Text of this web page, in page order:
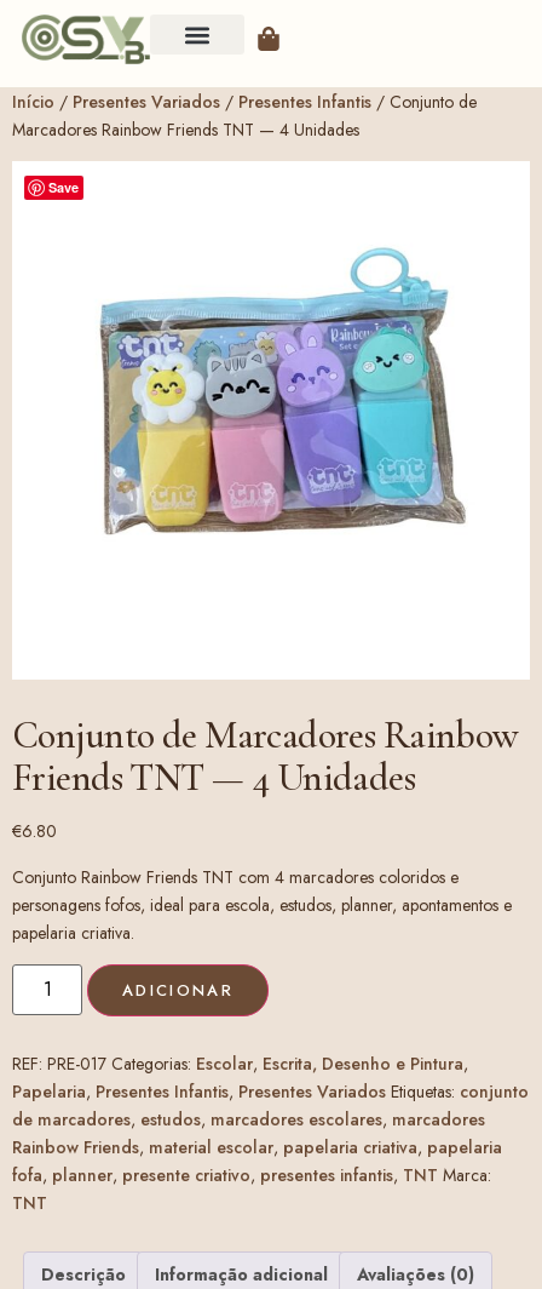
Início / Presentes Variados / Presentes Infantis / Conjunto de
Marcadores Rainbow Friends TNT — 4 Unidades
Save
Conjunto de Marcadores Rainbow
Friends TNT — 4 Unidades
€6.80
Conjunto Rainbow Friends TNT com 4 marcadores coloridos e
personagens fofos, ideal para escola, estudos, planner, apontamentos e
papelaria criativa.
ADICIONAR
REF: PRE-017 Categorias: Escolar, Escrita, Desenho e Pintura,
Papelaria, Presentes Infantis, Presentes Variados Etiquetas: conjunto
de marcadores, estudos, marcadores escolares, marcadores
Rainbow Friends, material escolar, papelaria criativa, papelaria
fofa, planner, presente criativo, presentes infantis, TNT Marca:
TNT
Descrição Informação adicional Avaliações (0)